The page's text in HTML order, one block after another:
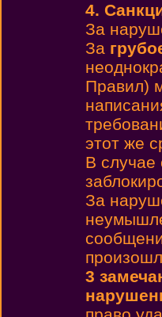
4.
За
За
Правил)
этот же
В случае
За
3